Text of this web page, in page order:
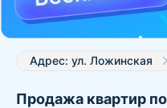
Адрес: ул. Ложинская
Продажа квартир